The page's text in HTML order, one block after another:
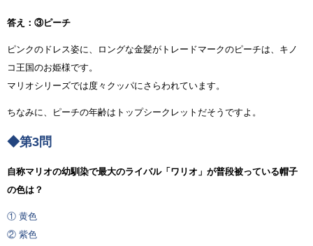
答え：③ピーチ
ピンクのドレス姿に、ロングな金髪がトレードマークのピーチは、キノ
コ王国のお姫様です。
マリオシリーズでは度々クッパにさらわれています。
ちなみに、ピーチの年齢はトップシークレットだそうですよ。
◆第3問
自称マリオの幼馴染で最大のライバル「ワリオ」が普段被っている帽子
の色は？
① 黄色
② 紫色